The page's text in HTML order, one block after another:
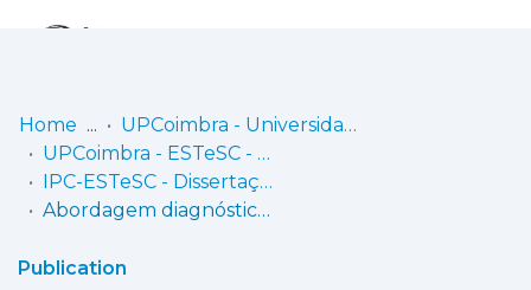
Communities
& Collections
Home
UPCoimbra - Universidade Politécnica de Coimbra
UPCoimbra - ESTeSC - Escola Superior de Tecnologia da Saúde de Coimbra
IPC-ESTeSC - Dissertações de mestrado
Abordagem diagnóstica em laboratório de neurofisiologia
Publication